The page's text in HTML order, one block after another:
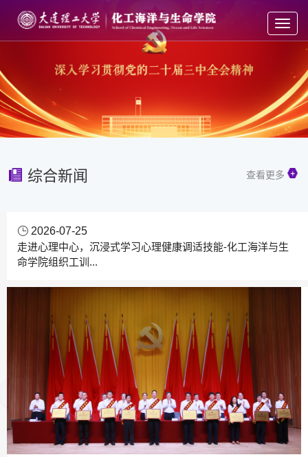
综合新闻 查看更多
2026-07-25
走进心理中心，沉浸式学习心理健康调适技能-化工海洋与生
命学院组织工训...